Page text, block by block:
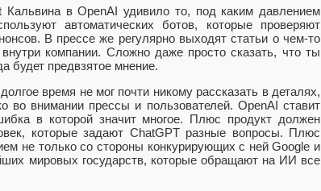
в OpenAI удивило то, под каким давлением
автоматических ботов, которые проверяют
В прессе же регулярно выходят статьи о чем-то
компании. Сложно даже просто сказать, что ты
будет предвзятое мнение.
время не мог почти никому рассказать в деталях,
во внимании прессы и пользователей. OpenAI ставит
в которой значит многое. Плюс продукт должен
которые задают ChatGPT разные вопросы. Плюс
не только со стороны конкурирующих с ней Google и
мировых государств, которые обращают на ИИ все